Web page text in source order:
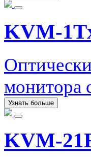
KVM-
монитора
Узнать больше
KVM-